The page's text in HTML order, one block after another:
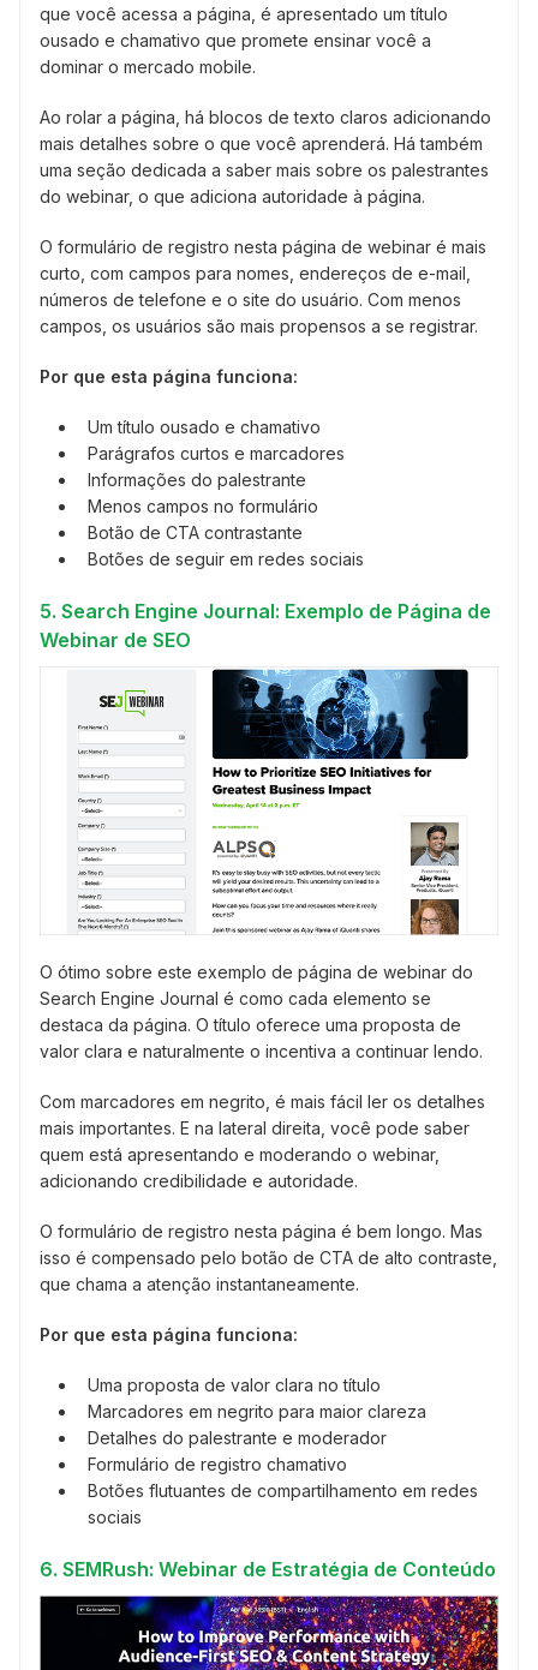
que você acessa a página, é apresentado um título
ousado e chamativo que promete ensinar você a
dominar o mercado mobile.
Ao rolar a página, há blocos de texto claros adicionando
mais detalhes sobre o que você aprenderá. Há também
uma seção dedicada a saber mais sobre os palestrantes
do webinar, o que adiciona autoridade à página.
O formulário de registro nesta página de webinar é mais
curto, com campos para nomes, endereços de e-mail,
números de telefone e o site do usuário. Com menos
campos, os usuários são mais propensos a se registrar.
Por que esta página funciona:
Um título ousado e chamativo
Parágrafos curtos e marcadores
Informações do palestrante
Menos campos no formulário
Botão de CTA contrastante
Botões de seguir em redes sociais
5. Search Engine Journal: Exemplo de Página de
Webinar de SEO
O ótimo sobre este exemplo de página de webinar do
Search Engine Journal é como cada elemento se
destaca da página. O título oferece uma proposta de
valor clara e naturalmente o incentiva a continuar lendo.
Com marcadores em negrito, é mais fácil ler os detalhes
mais importantes. E na lateral direita, você pode saber
quem está apresentando e moderando o webinar,
adicionando credibilidade e autoridade.
O formulário de registro nesta página é bem longo. Mas
isso é compensado pelo botão de CTA de alto contraste,
que chama a atenção instantaneamente.
Por que esta página funciona:
Uma proposta de valor clara no título
Marcadores em negrito para maior clareza
Detalhes do palestrante e moderador
Formulário de registro chamativo
Botões flutuantes de compartilhamento em redes
sociais
6. SEMRush: Webinar de Estratégia de Conteúdo